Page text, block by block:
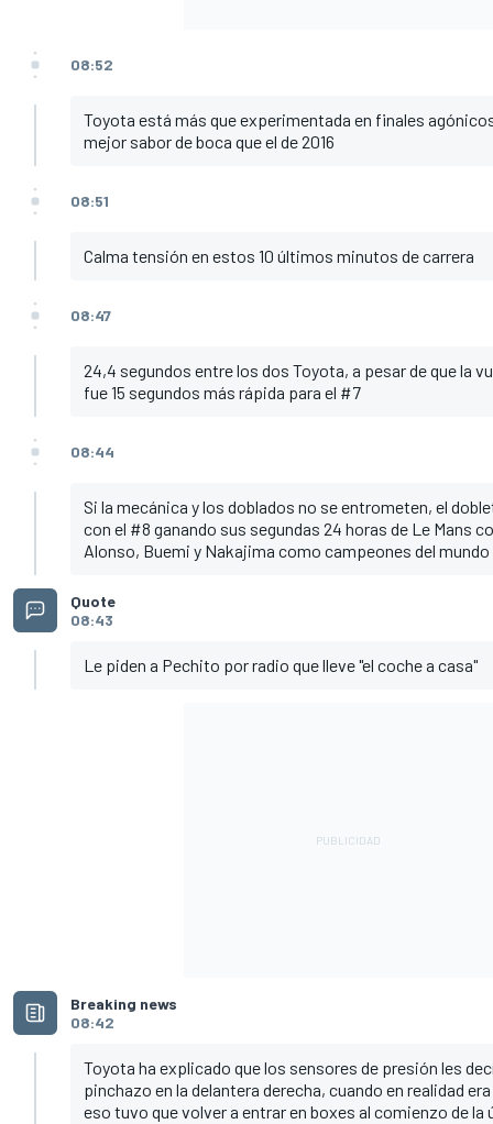
08:52
Toyota está más que experimentada en finales
mejor sabor de boca que el de 2016
08:51
Calma tensión en estos 10 últimos minutos de carrera
08:47
24,4 segundos entre los dos Toyota, a pesar de que la
fue 15 segundos más rápida para el #7
08:44
Si la mecánica y los doblados no se entrometen, el
con el #8 ganando sus segundas 24 horas de Le Mans
Alonso, Buemi y Nakajima como campeones del mundo
Quote
08:43
Le piden a Pechito por radio que lleve "el coche a casa"
Breaking news
08:42
Toyota ha explicado que los sensores de presión les
pinchazo en la delantera derecha, cuando en realidad
eso tuvo que volver a entrar en boxes al comienzo de la